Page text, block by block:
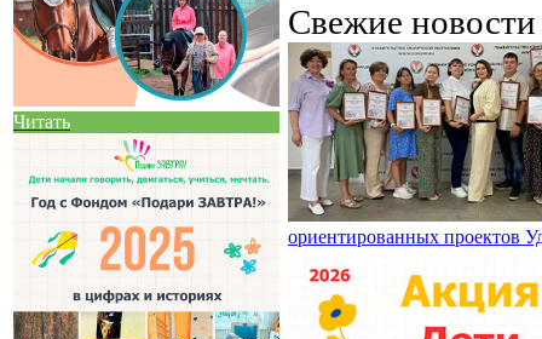
Читать
Свежие
ориентированных проектов